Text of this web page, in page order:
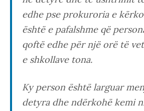
edhe pse prokuroria e
është e pafalshme që
qoftë edhe për një orë të
e shkollave tona.
Ky person është larguar
detyra dhe ndërkohë kemi